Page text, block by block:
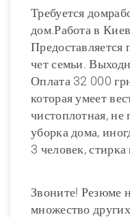
Требуется
дом.Работа в
чет семьи.
Оплата 32 000
которая умеет
чистоплотная, не
уборка дома,
3 человек, стирка
Звоните! Резюме
множество